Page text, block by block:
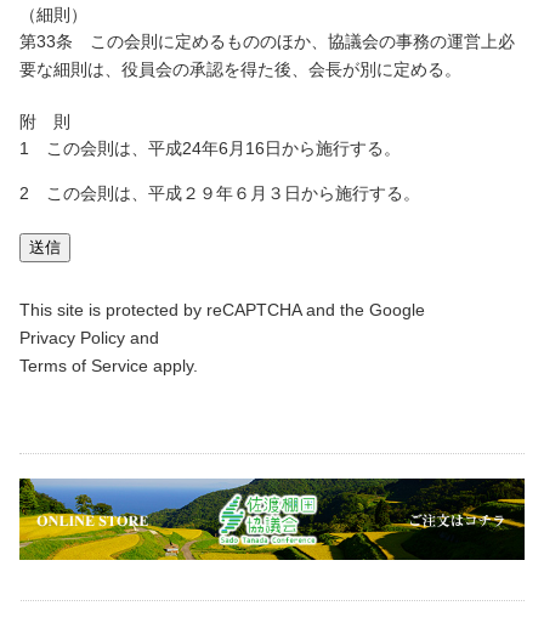
（細則）
第33条 この会則に定めるもののほか、協議会の事務の運営上必
要な細則は、役員会の承認を得た後、会長が別に定める。
附 則
1 この会則は、平成24年6月16日から施行する。
2 この会則は、平成２９年６月３日から施行する。
This site is protected by reCAPTCHA and the Google
Privacy Policy and
Terms of Service apply.